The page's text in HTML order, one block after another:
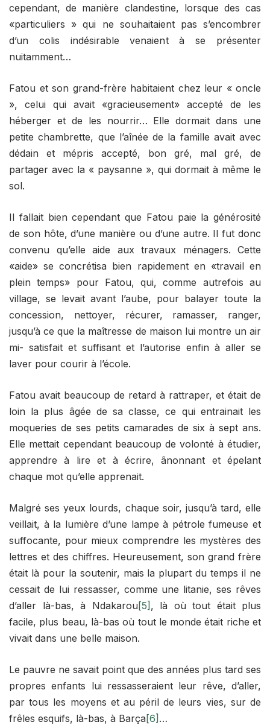
cependant, de manière clandestine, lorsque des cas
«particuliers » qui ne souhaitaient pas s’encombrer
d’un colis indésirable venaient à se présenter
nuitamment…
Fatou et son grand-frère habitaient chez leur « oncle
», celui qui avait «gracieusement» accepté de les
héberger et de les nourrir… Elle dormait dans une
petite chambrette, que l’aînée de la famille avait avec
dédain et mépris accepté, bon gré, mal gré, de
partager avec la « paysanne », qui dormait à même le
sol.
Il fallait bien cependant que Fatou paie la générosité
de son hôte, d’une manière ou d’une autre. Il fut donc
convenu qu’elle aide aux travaux ménagers. Cette
«aide» se concrétisa bien rapidement en «travail en
plein temps» pour Fatou, qui, comme autrefois au
village, se levait avant l’aube, pour balayer toute la
concession, nettoyer, récurer, ramasser, ranger,
jusqu’à ce que la maîtresse de maison lui montre un air
mi- satisfait et suffisant et l’autorise enfin à aller se
laver pour courir à l’école.
Fatou avait beaucoup de retard à rattraper, et était de
loin la plus âgée de sa classe, ce qui entrainait les
moqueries de ses petits camarades de six à sept ans.
Elle mettait cependant beaucoup de volonté à étudier,
apprendre à lire et à écrire, ânonnant et épelant
chaque mot qu’elle apprenait.
Malgré ses yeux lourds, chaque soir, jusqu’à tard, elle
veillait, à la lumière d’une lampe à pétrole fumeuse et
suffocante, pour mieux comprendre les mystères des
lettres et des chiffres. Heureusement, son grand frère
était là pour la soutenir, mais la plupart du temps il ne
cessait de lui ressasser, comme une litanie, ses rêves
d’aller là-bas, à Ndakarou [5] , là où tout était plus
facile, plus beau, là-bas où tout le monde était riche et
vivait dans une belle maison.
Le pauvre ne savait point que des années plus tard ses
propres enfants lui ressasseraient leur rêve, d’aller,
par tous les moyens et au péril de leurs vies, sur de
frêles esquifs, là-bas, à Barça [6] …